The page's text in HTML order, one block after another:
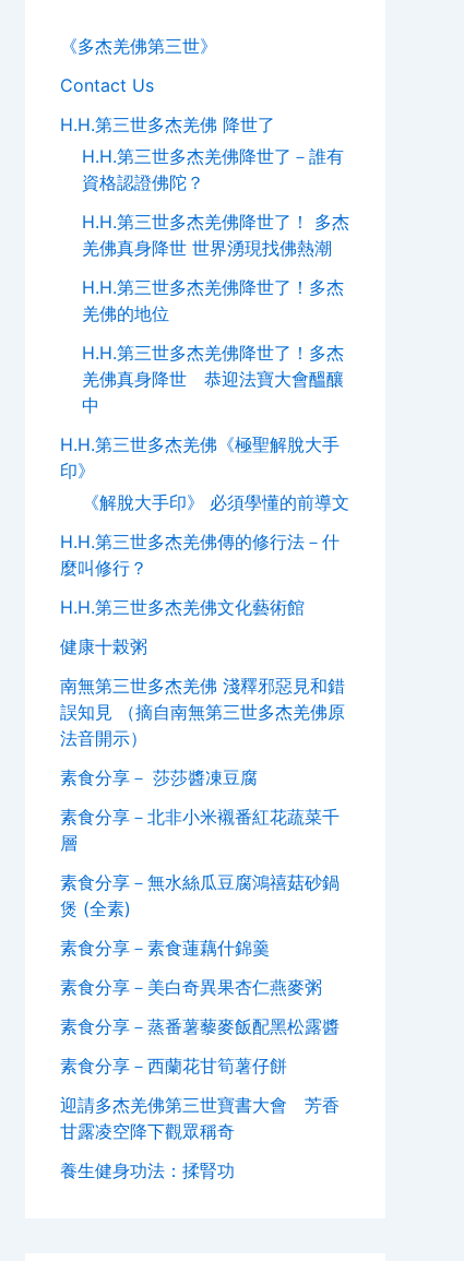
《多杰羌佛第三世》
Contact Us
H.H.第三世多杰羌佛 降世了
H.H.第三世多杰羌佛降世了－誰有
資格認證佛陀？
H.H.第三世多杰羌佛降世了！ 多杰
羌佛真身降世 世界湧現找佛熱潮
H.H.第三世多杰羌佛降世了！多杰
羌佛的地位
H.H.第三世多杰羌佛降世了！多杰
羌佛真身降世 恭迎法寶大會醞釀
中
H.H.第三世多杰羌佛《極聖解脫大手
印》
《解脫大手印》 必須學懂的前導文
H.H.第三世多杰羌佛傳的修行法－什
麼叫修行？
H.H.第三世多杰羌佛文化藝術館
健康十榖粥
南無第三世多杰羌佛 淺釋邪惡見和錯
誤知見 （摘自南無第三世多杰羌佛原
法音開示）
素食分享－ 莎莎醬凍豆腐
素食分享－北非小米襯番紅花蔬菜千
層
素食分享－無水絲瓜豆腐鴻禧菇砂鍋
煲 (全素)
素食分享－素食蓮藕什錦羹
素食分享－美白奇異果杏仁燕麥粥
素食分享－蒸番薯藜麥飯配黑松露醬
素食分享－西蘭花甘筍薯仔餅
迎請多杰羌佛第三世寶書大會 芳香
甘露凌空降下觀眾稱奇
養生健身功法：揉腎功